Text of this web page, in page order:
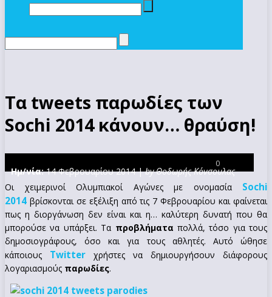
Τα tweets παρωδίες των
Sochi 2014 κάνουν… θραύση!
Ημ/νία:14 Φεβρουαρίου 2014 |by Θοδωρής Κόνσουλας
0
Οι χειμερινοί Ολυμπιακοί Αγώνες με ονομασία Sochi
2014 βρίσκονται σε εξέλιξη από τις 7 Φεβρουαρίου και φαίνεται
πως η διοργάνωση δεν είναι και η… καλύτερη δυνατή που θα
μπορούσε να υπάρξει. Τα προβλήματα πολλά, τόσο για τους
δημοσιογράφους, όσο και για τους αθλητές. Αυτό ώθησε
κάποιους Twitter χρήστες να δημιουργήσουν διάφορους
λογαριασμούς παρωδίες.